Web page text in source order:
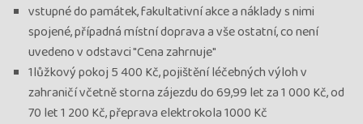
vstupné do památek, fakultativní akce a náklady s nimi
spojené, případná místní doprava a vše ostatní, co není
uvedeno v odstavci "Cena zahrnuje"
1lůžkový pokoj 5 400 Kč, pojištění léčebných výloh v
zahraničí včetně storna zájezdu do 69,99 let za 1 000 Kč, od
70 let 1 200 Kč, přeprava elektrokola 1000 Kč